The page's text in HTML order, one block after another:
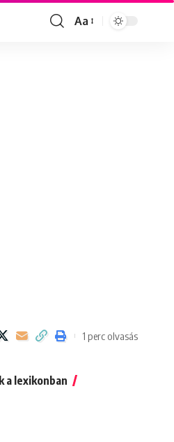
Font
Aa
1 perc olvasás
a lexikonban